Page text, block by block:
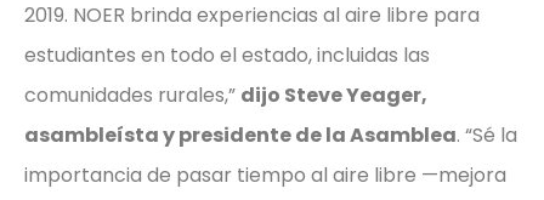
2019. NOER brinda experiencias al aire libre para
estudiantes en todo el estado, incluidas las
comunidades rurales,” dijo Steve Yeager,
asambleísta y presidente de la Asamblea. “Sé la
importancia de pasar tiempo al aire libre —mejora